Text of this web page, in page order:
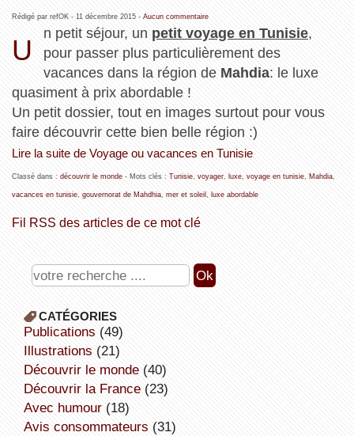
Rédigé par refOK - 11 décembre 2015- Aucun commentaire
U
n petit séjour, un petit voyage en Tunisie,
pour passer plus particulièrement des
vacances dans la région de Mahdia: le luxe
quasiment à prix abordable !
Un petit dossier, tout en images surtout pour vous
faire découvrir cette bien belle région :)
Lire la suite de Voyage ou vacances en Tunisie
Classé dans : découvrir le monde- Mots clés : Tunisie, voyager, luxe, voyage en tunisie, Mahdia,
vacances en tunisie, gouvernorat de Mahdhia, mer et soleil luxe abordable
Fil RSS des articles de ce mot clé
CATÉGORIES
publications (49)
illustrations (21)
découvrir le monde(40)
découvrir la France(23)
avec humour(18)
avis consommateurs (31)